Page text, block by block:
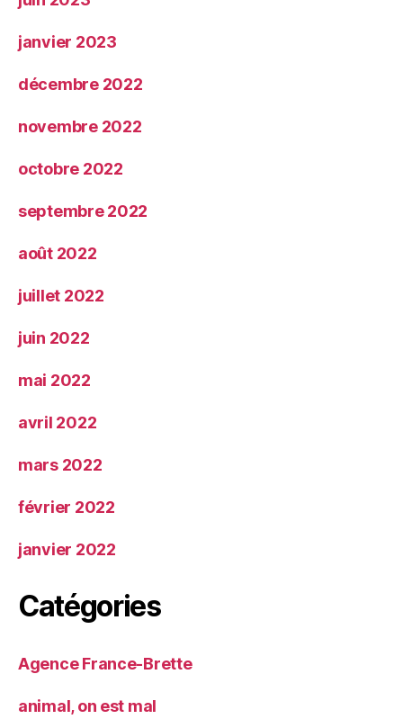
janvier 2023
décembre 2022
novembre 2022
octobre 2022
septembre 2022
août 2022
juillet 2022
juin 2022
mai 2022
avril 2022
mars 2022
février 2022
janvier 2022
Catégories
Agence France-Brette
animal, on est mal